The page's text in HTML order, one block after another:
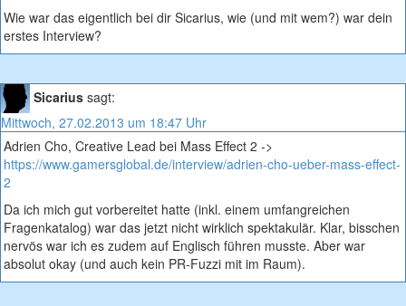
Wie war das eigentlich bei dir Sicarius, wie (und mit wem?) war dein
erstes Interview?
Sicarius sagt:
Mittwoch, 27.02.2013 um 18:47 Uhr
Adrien Cho, Creative Lead bei Mass Effect 2 ->
https://www.gamersglobal.de/interview/adrien-cho-ueber-mass-effect-
2
Da ich mich gut vorbereitet hatte (inkl. einem umfangreichen
Fragenkatalog) war das jetzt nicht wirklich spektakulär. Klar, bisschen
nervös war ich es zudem auf Englisch führen musste. Aber war
absolut okay (und auch kein PR-Fuzzi mit im Raum).